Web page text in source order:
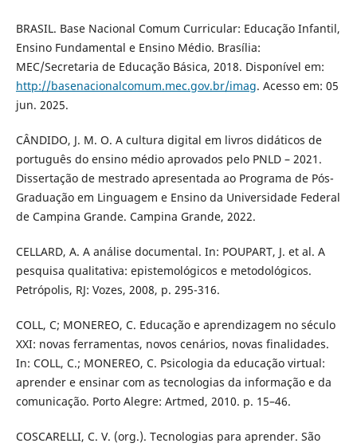
BRASIL. Base Nacional Comum Curricular: Educação Infantil,
Ensino Fundamental e Ensino Médio. Brasília:
MEC/Secretaria de Educação Básica, 2018. Disponível em:
http://basenacionalcomum.mec.gov.br/imag. Acesso em: 05
jun. 2025.
CÂNDIDO, J. M. O. A cultura digital em livros didáticos de
português do ensino médio aprovados pelo PNLD – 2021.
Dissertação de mestrado apresentada ao Programa de Pós-
Graduação em Linguagem e Ensino da Universidade Federal
de Campina Grande. Campina Grande, 2022.
CELLARD, A. A análise documental. In: POUPART, J. et al. A
pesquisa qualitativa: epistemológicos e metodológicos.
Petrópolis, RJ: Vozes, 2008, p. 295-316.
COLL, C; MONEREO, C. Educação e aprendizagem no século
XXI: novas ferramentas, novos cenários, novas finalidades.
In: COLL, C.; MONEREO, C. Psicologia da educação virtual:
aprender e ensinar com as tecnologias da informação e da
comunicação. Porto Alegre: Artmed, 2010. p. 15–46.
COSCARELLI, C. V. (org.). Tecnologias para aprender. São